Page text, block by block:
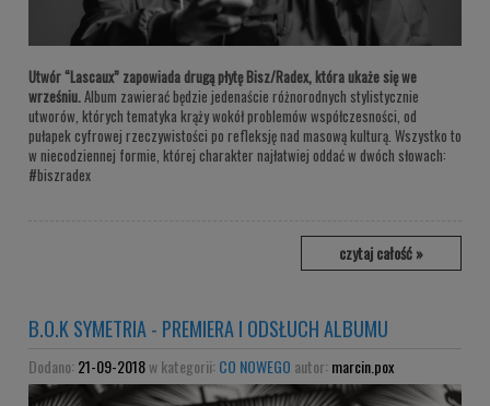
Utwór “Lascaux” zapowiada drugą płytę Bisz/Radex, która ukaże się we
wrześniu.Album zawierać będzie jedenaście różnorodnych stylistycznie
utworów, których tematyka krąży wokół problemów współczesności, od
pułapek cyfrowej rzeczywistości po refleksję nad masową kulturą. Wszystko to
w niecodziennej formie, której charakter najłatwiej oddać w dwóch słowach:
#biszradex
czytaj całość »
B.O.K SYMETRIA - PREMIERA I ODSŁUCH ALBUMU
Dodano: 21-09-2018w kategorii: CO NOWEGO autor: marcin.pox